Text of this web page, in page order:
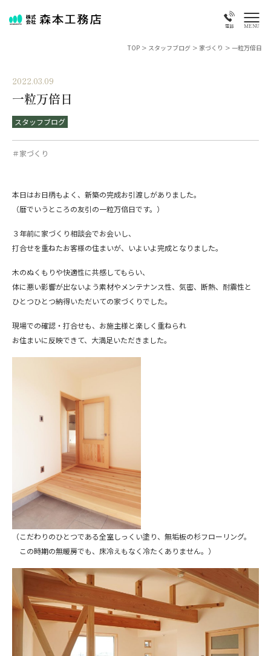
電話 MENU
TOP > スタッフブログ > 家づくり > 一粒万倍日
2022.03.09
一粒万倍日
スタッフブログ
＃家づくり
本日はお日柄もよく、新築の完成お引渡しがありました。
（暦でいうところの友引の一粒万倍日です。）
３年前に家づくり相談会でお会いし、
打合せを重ねたお客様の住まいが、いよいよ完成となりました。
木のぬくもりや快適性に共感してもらい、
体に悪い影響が出ないよう素材やメンテナンス性、気密、断熱、耐震性と
ひとつひとつ納得いただいての家づくりでした。
現場での確認・打合せも、お施主様と楽しく重ねられ
お住まいに反映できて、大満足いただきました。
（こだわりのひとつである全室しっくい塗り、無垢板の杉フローリング。
この時期の無暖房でも、床冷えもなく冷たくありません。）